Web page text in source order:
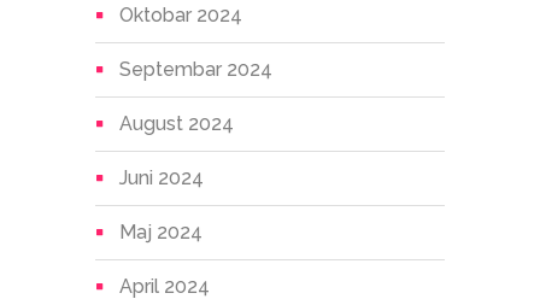
Oktobar 2024
Septembar 2024
August 2024
Juni 2024
Maj 2024
April 2024